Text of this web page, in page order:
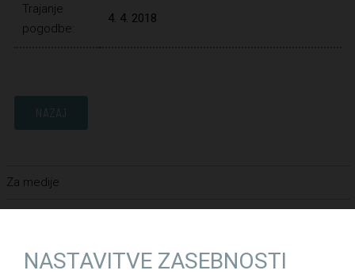
Trajanje
pogodbe:
4. 4. 2018
NAZAJ
Za medije
Javne objave
NASTAVITVE ZASEBNOSTI